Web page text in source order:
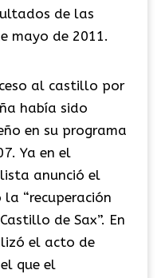
de las
mayo de 2011.
al castillo por
había sido
en su programa
Ya en el
anunció el
“recuperación
de Sax”. En
el acto de
que el